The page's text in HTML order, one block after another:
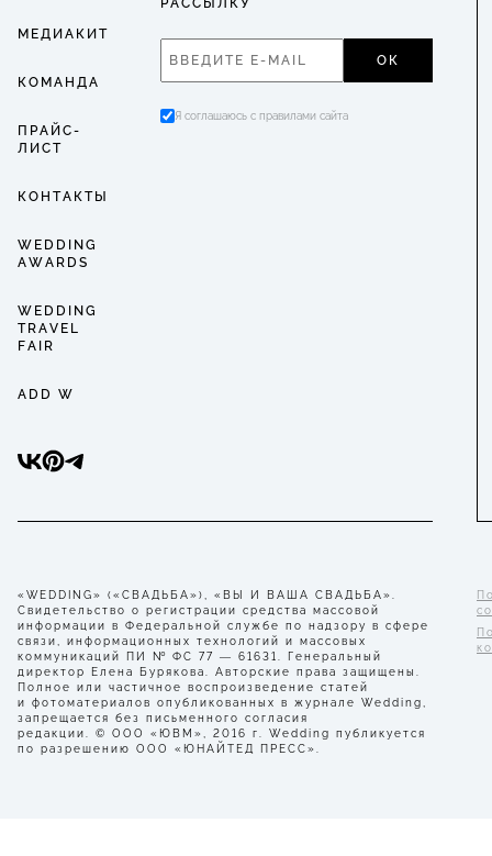
МЕДИАКИТ
КОМАНДА
ПРАЙС-
ЛИСТ
КОНТАКТЫ
WEDDING
AWARDS
WEDDING
TRAVEL
FAIR
ADD W
РАССЫЛКУ
ОК
Я соглашаюсь с правилами сайта
«WEDDING» («СВАДЬБА»), «ВЫ И ВАША СВАДЬБА».
Свидетельство о регистрации средства массовой
информации в Федеральной службе по надзору в сфере
связи, информационных технологий и массовых
коммуникаций ПИ № ФС 77 — 61631. Генеральный
директор Елена Бурякова. Авторские права защищены.
Полное или частичное воспроизведение статей
и фотоматериалов опубликованных в журнале Wedding,
запрещается без письменного согласия
редакции. © ООО «ЮВМ», 2016 г. Wedding публикуется
по разрешению ООО «ЮНАЙТЕД ПРЕСС».